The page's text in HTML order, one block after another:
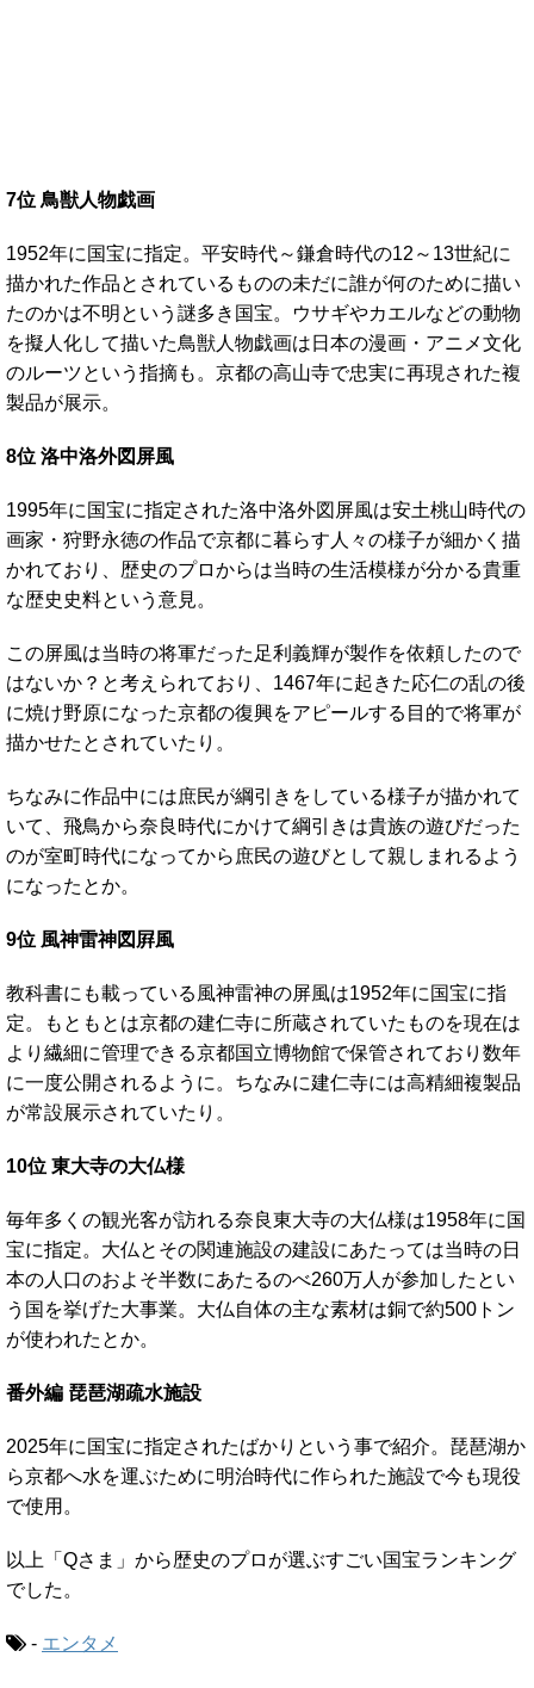
7位 鳥獣人物戯画
1952年に国宝に指定。平安時代～鎌倉時代の12～13世紀に
描かれた作品とされているものの未だに誰が何のために描い
たのかは不明という謎多き国宝。ウサギやカエルなどの動物
を擬人化して描いた鳥獣人物戯画は日本の漫画・アニメ文化
のルーツという指摘も。京都の高山寺で忠実に再現された複
製品が展示。
8位 洛中洛外図屏風
1995年に国宝に指定された洛中洛外図屏風は安土桃山時代の
画家・狩野永徳の作品で京都に暮らす人々の様子が細かく描
かれており、歴史のプロからは当時の生活模様が分かる貴重
な歴史史料という意見。
この屏風は当時の将軍だった足利義輝が製作を依頼したので
はないか？と考えられており、1467年に起きた応仁の乱の後
に焼け野原になった京都の復興をアピールする目的で将軍が
描かせたとされていたり。
ちなみに作品中には庶民が綱引きをしている様子が描かれて
いて、飛鳥から奈良時代にかけて綱引きは貴族の遊びだった
のが室町時代になってから庶民の遊びとして親しまれるよう
になったとか。
9位 風神雷神図屛風
教科書にも載っている風神雷神の屏風は1952年に国宝に指
定。もともとは京都の建仁寺に所蔵されていたものを現在は
より繊細に管理できる京都国立博物館で保管されており数年
に一度公開されるように。ちなみに建仁寺には高精細複製品
が常設展示されていたり。
10位 東大寺の大仏様
毎年多くの観光客が訪れる奈良東大寺の大仏様は1958年に国
宝に指定。大仏とその関連施設の建設にあたっては当時の日
本の人口のおよそ半数にあたるのべ260万人が参加したとい
う国を挙げた大事業。大仏自体の主な素材は銅で約500トン
が使われたとか。
番外編 琵琶湖疏水施設
2025年に国宝に指定されたばかりという事で紹介。琵琶湖か
ら京都へ水を運ぶために明治時代に作られた施設で今も現役
で使用。
以上「Qさま」から歴史のプロが選ぶすごい国宝ランキング
でした。
- エンタメ